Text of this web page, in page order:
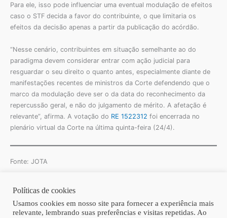
Para ele, isso pode influenciar uma eventual modulação de efeitos
caso o STF decida a favor do contribuinte, o que limitaria os
efeitos da decisão apenas a partir da publicação do acórdão.
“Nesse cenário, contribuintes em situação semelhante ao do
paradigma devem considerar entrar com ação judicial para
resguardar o seu direito o quanto antes, especialmente diante de
manifestações recentes de ministros da Corte defendendo que o
marco da modulação deve ser o da data do reconhecimento da
repercussão geral, e não do julgamento de mérito. A afetação é
relevante”, afirma. A votação do RE 1522312 foi encerrada no
plenário virtual da Corte na última quinta-feira (24/4).
Fonte: JOTA
Copyright © 2026 | Homero Costa Advogados
Políticas de cookies
Usamos cookies em nosso site para fornecer a experiência mais
relevante, lembrando suas preferências e visitas repetidas. Ao